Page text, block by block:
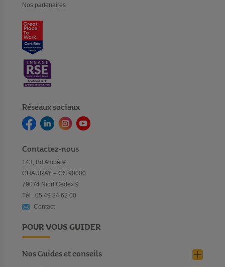
Nos partenaires
Réseaux sociaux
Contactez-nous
143, Bd Ampère
CHAURAY – CS 90000
79074 Niort Cedex 9
Tél : 05 49 34 62 00
Contact
POUR VOUS GUIDER
Nos Guides et conseils